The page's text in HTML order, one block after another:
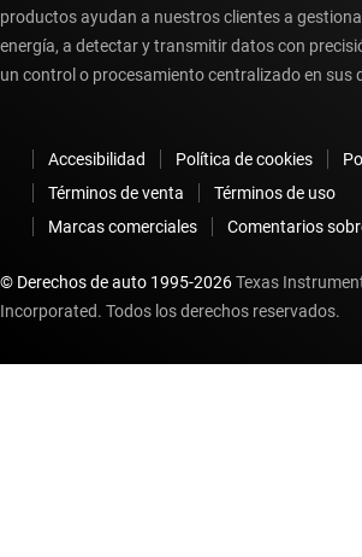
productos ayudan a nuestros clientes a
energía, a detectar y transmitir datos con
un control o procesamiento centralizado en sus
Accesibilidad Política de cookies
Términos de venta
Términos de uso
Marcas comerciales
Comentarios
© Derechos de auto 1995-2026Texas
Incorporated. Todos los derechos reservados.